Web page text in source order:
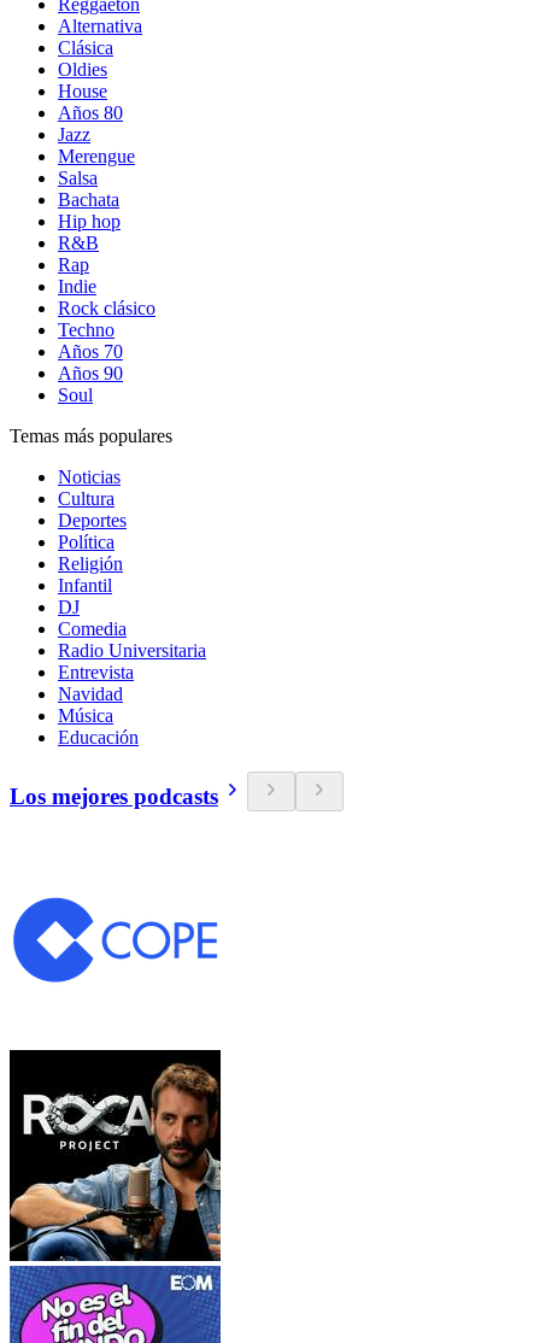
Reggaetón
Alternativa
Clásica
Oldies
House
Años 80
Jazz
Merengue
Salsa
Bachata
Hip hop
R&B
Rap
Indie
Rock clásico
Techno
Años 70
Años 90
Soul
Temas más populares
Noticias
Cultura
Deportes
Política
Religión
Infantil
DJ
Comedia
Radio Universitaria
Entrevista
Navidad
Música
Educación
Los mejores podcasts